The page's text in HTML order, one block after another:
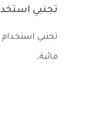
تجنبي
تجنبي
مائية.